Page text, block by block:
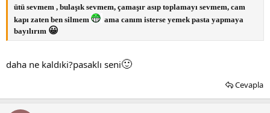
ütü sevmem , bulaşık sevmem, çamaşır asıp toplamayı sevmem, cam
kapı zaten ben silmem
ama canım isterse yemek pasta yapmaya
bayılırım 😀
daha ne kaldıki?pasaklı seni🙂
Cevapla